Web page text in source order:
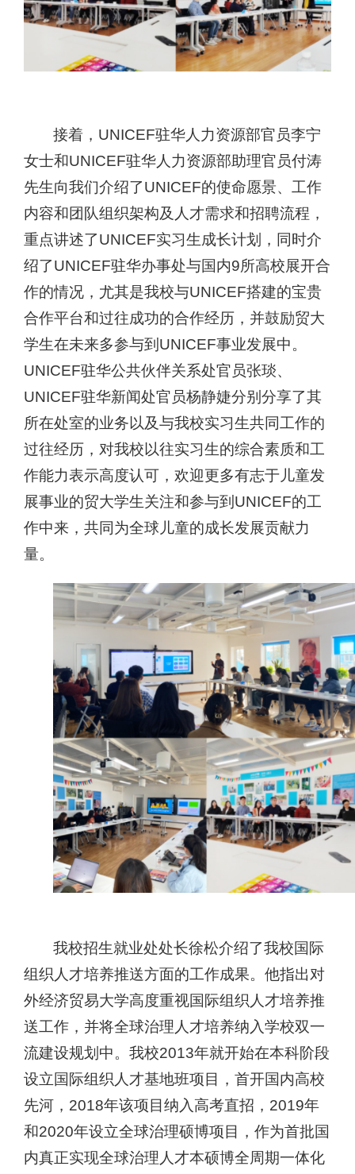
接着， UNICEF驻华人力资源部官员李宁
女士和UNICEF驻华人力资源部助理官员付涛
先生向我们介绍了UNICEF的使命愿景、工作
内容和团队组织架构及人才需求和招聘流程，
重点讲述了UNICEF实习生成长计划，同时介
绍了UNICEF驻华办事处与国内9所高校展开合
作的情况，尤其是我校与UNICEF搭建的宝贵
合作平台和过往成功的合作经历，并鼓励贸大
学生在未来多参与到 UNICEF事业发展中。
UNICEF驻华公共伙伴关系处官员张琰、
UNICEF驻华新闻处官员杨静婕分别分享了其
所在处室的业务以及与我校实习生共同工作的
过往经历，对我校以往实习生的综合素质和工
作能力表示高度认可，欢迎更多有志于儿童发
展事业的贸大学生关注和参与到 UNICEF的工
作中来，共同为全球儿童的成长发展贡献力
量。
我校招生就业处处长徐松介绍了我校国际
组织人才培养推送方面的工作成果。他指出对
外经济贸易大学高度重视国际组织人才培养推
送工作，并将全球治理人才培养纳入学校双一
流建设规划中。我校2013年就开始在本科阶段
设立国际组织人才基地班项目，首开国内高校
先河， 2018年该项目纳入高考直招， 2019年
和2020年设立全球治理硕博项目，作为首批国
内真正实现全球治理人才本硕博全周期一体化